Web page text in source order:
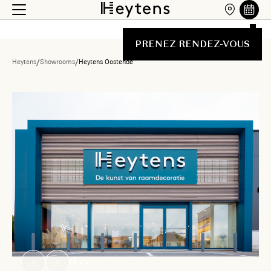
PRENEZ RENDEZ-VOUS
Heytens/Showrooms/Heytens Oostende